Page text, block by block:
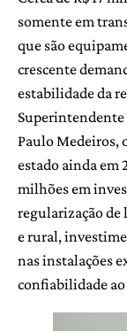
somente em
que são
crescente
estabilidade da
Superintendente
Paulo Medeiros,
estado ainda em
milhões em
regularização de
e rural,
nas instalações
confiabilidade